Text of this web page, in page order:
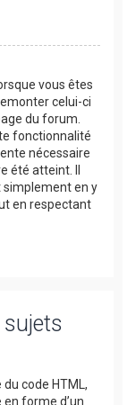
vous êtes
celui-ci
du forum.
fonctionnalité
nécessaire
été atteint. Il
simplement en y
en respectant
code HTML,
forme d’un